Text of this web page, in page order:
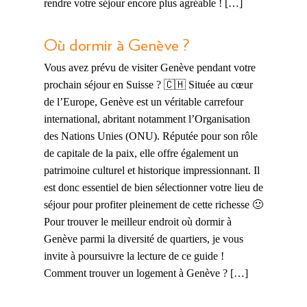
rendre votre séjour encore plus agréable ! […]
Où dormir à Genève ?
Vous avez prévu de visiter Genève pendant votre
prochain séjour en Suisse ? 🇨🇭 Située au cœur
de l’Europe, Genève est un véritable carrefour
international, abritant notamment l’Organisation
des Nations Unies (ONU). Réputée pour son rôle
de capitale de la paix, elle offre également un
patrimoine culturel et historique impressionnant. Il
est donc essentiel de bien sélectionner votre lieu de
séjour pour profiter pleinement de cette richesse 🙂
Pour trouver le meilleur endroit où dormir à
Genève parmi la diversité de quartiers, je vous
invite à poursuivre la lecture de ce guide !
Comment trouver un logement à Genève ? […]